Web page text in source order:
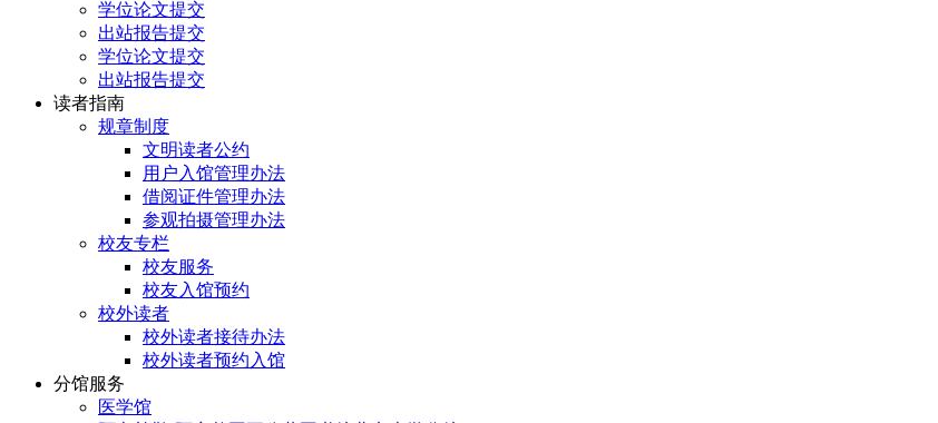
学位论文提交
出站报告提交
学位论文提交
出站报告提交
读者指南
规章制度
文明读者公约
用户入馆管理办法
借阅证件管理办法
参观拍摄管理办法
校友专栏
校友服务
校友入馆预约
校外读者
校外读者接待办法
校外读者预约入馆
分馆服务
医学馆